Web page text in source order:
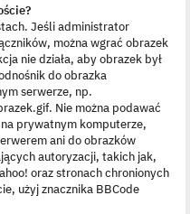
Jeśli administrator
można wgrać obrazek
nie działa, aby obrazek był
do obrazka
serwerze, np.
Nie można podawać
prywatnym komputerze,
ani do obrazków
autoryzacji, takich jak,
oraz stronach chronionych
użyj znacznika BBCode